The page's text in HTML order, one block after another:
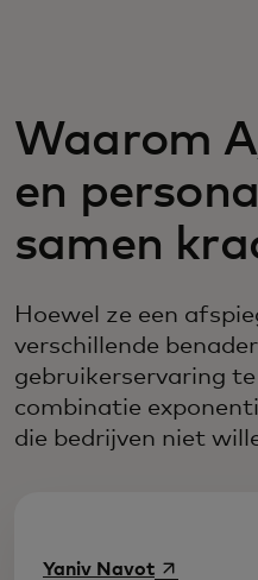
Zakelijk
Voor de wereld
Nieuws en
Waarom
en
samen
Hoewel ze een
verschillende
gebruikerservaring
combinatie
die bedrijven niet
Yaniv Navotopens in a